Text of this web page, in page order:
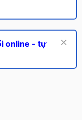
online - tự